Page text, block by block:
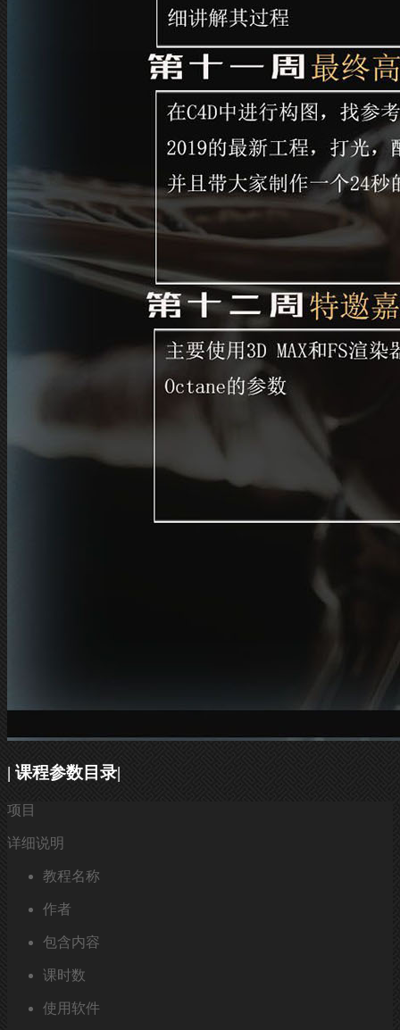
| 课程参数目录|
项目
详细说明
教程名称
作者
包含内容
课时数
使用软件